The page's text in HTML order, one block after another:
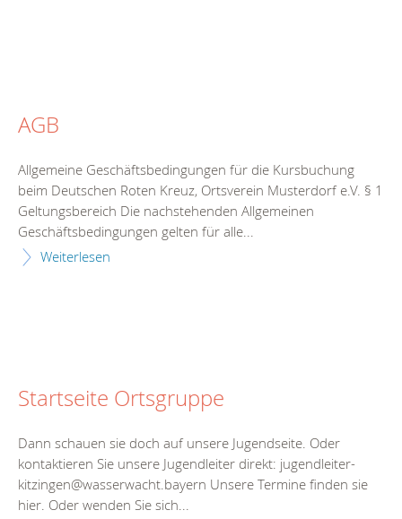
AGB
Allgemeine Geschäftsbedingungen für die Kursbuchung
beim Deutschen Roten Kreuz, Ortsverein Musterdorf e.V. § 1
Geltungsbereich Die nachstehenden Allgemeinen
Geschäftsbedingungen gelten für alle...
Weiterlesen
Startseite Ortsgruppe
Dann schauen sie doch auf unsere Jugendseite. Oder
kontaktieren Sie unsere Jugendleiter direkt: jugendleiter-
kitzingen@wasserwacht.bayern Unsere Termine finden sie
hier. Oder wenden Sie sich...